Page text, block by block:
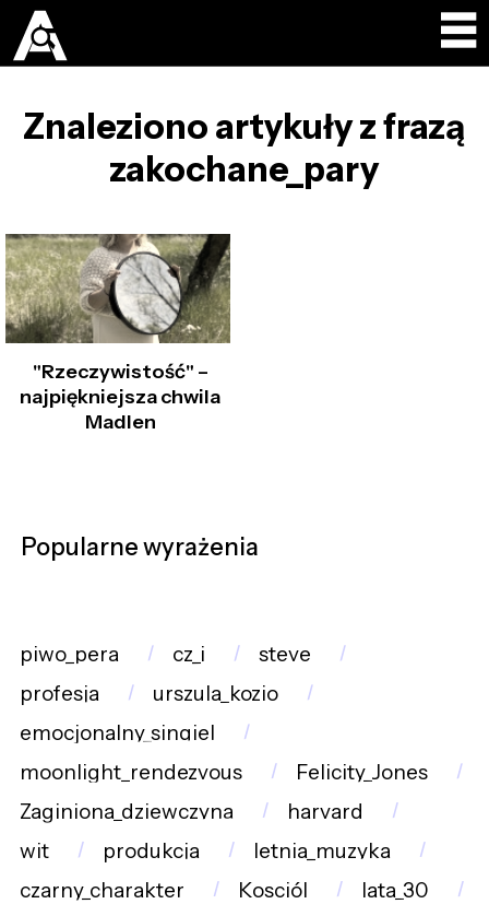
Znaleziono artykuły z frazą
zakochane_pary
"Rzeczywistość" –
najpiękniejsza chwila
Madlen
Popularne wyrażenia
piwo_pera cz_i
steve
profesja
urszula_kozio
emocjonalny_singiel
moonlight_rendezvous
Felicity_Jones
Zaginiona_dziewczyna
harvard
wit
produkcja
letnia_muzyka
czarny_charakter
Kosciól
lata_30